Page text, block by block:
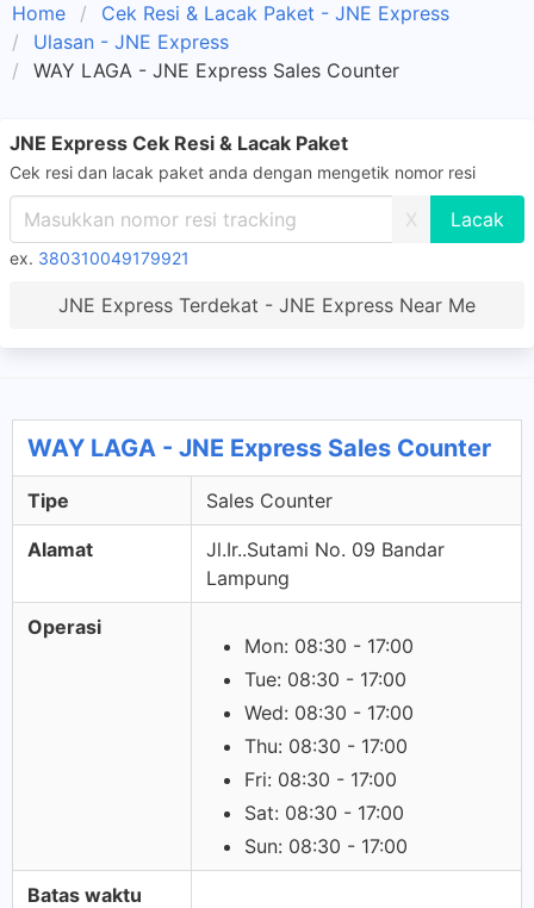
Home
Cek Resi & Lacak Paket - JNE Express
Ulasan - JNE Express
WAY LAGA - JNE Express Sales Counter
JNE Express Cek Resi & Lacak Paket
Cek resi dan lacak paket anda dengan mengetik nomor resi
X
ex. 380310049179921
JNE Express Terdekat - JNE Express Near Me
WAY LAGA - JNE Express Sales Counter
Tipe Sales Counter
Alamat
Jl.Ir..Sutami No. 09 Bandar
Lampung
Operasi
Mon: 08:30 - 17:00
Tue: 08:30 - 17:00
Wed: 08:30 - 17:00
Thu: 08:30 - 17:00
Fri: 08:30 - 17:00
Sat: 08:30 - 17:00
Sun: 08:30 - 17:00
Batas waktu